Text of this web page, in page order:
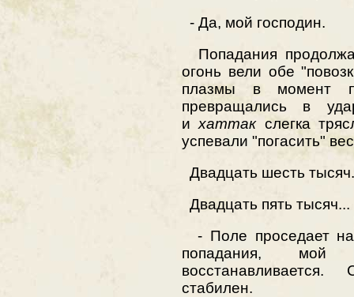
- Да, мой господин.
Попадания
огонь вели обе
плазмы в момент
превращались в
ихаттакслегка
успевали "погасить"
Двадцать шесть
Двадцать пять тысяч...
- Поле проседает на
попадания,
стабилен.